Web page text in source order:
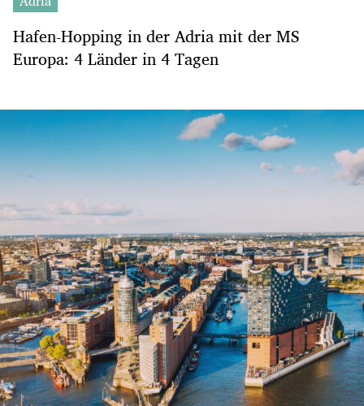
Hafen-Hopping in der Adria mit der MS
Europa: 4 Länder in 4 Tagen